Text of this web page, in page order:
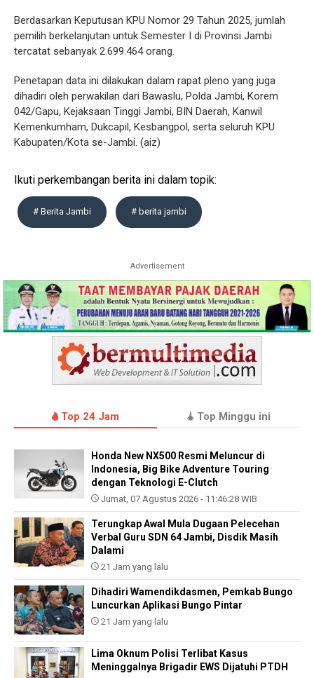
Berdasarkan Keputusan KPU Nomor 29 Tahun 2025, jumlah
pemilih berkelanjutan untuk Semester I di Provinsi Jambi
tercatat sebanyak 2.699.464 orang.
Penetapan data ini dilakukan dalam rapat pleno yang juga
dihadiri oleh perwakilan dari Bawaslu, Polda Jambi, Korem
042/Gapu, Kejaksaan Tinggi Jambi, BIN Daerah, Kanwil
Kemenkumham, Dukcapil, Kesbangpol, serta seluruh KPU
Kabupaten/Kota se-Jambi. (aiz)
Ikuti perkembangan berita ini dalam topik:
# Berita Jambi # berita jambi
Advertisement
Top 24 Jam Top Minggu ini
Honda New NX500 Resmi Meluncur di
Indonesia, Big Bike Adventure Touring
dengan Teknologi E-Clutch
Jumat, 07 Agustus 2026 - 11:46:28 WIB
Terungkap Awal Mula Dugaan Pelecehan
Verbal Guru SDN 64 Jambi, Disdik Masih
Dalami
21 Jam yang lalu
Dihadiri Wamendikdasmen, Pemkab Bungo
Luncurkan Aplikasi Bungo Pintar
21 Jam yang lalu
Lima Oknum Polisi Terlibat Kasus
Meninggalnya Brigadir EWS Dijatuhi PTDH